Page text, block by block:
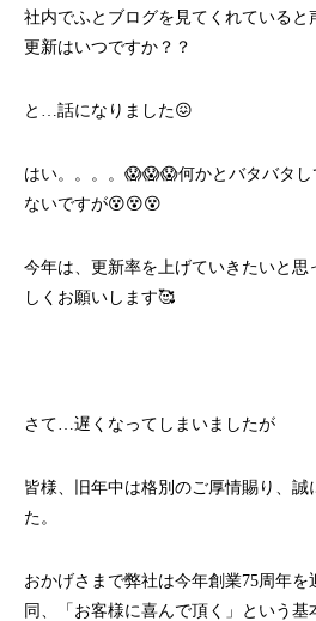
社内でふとブログを見てくれている
更新はいつですか？？
と…話になりました😖
はい。。。。😱😱😱何かとバタバタし
ないですが😵😵😵
今年は、更新率を上げていきたいと思
しくお願いします🥰
さて…遅くなってしまいましたが
皆様、旧年中は格別のご厚情賜り、誠
た。
おかげさまで弊社は今年創業75周年
同、「お客様に喜んで頂く」という